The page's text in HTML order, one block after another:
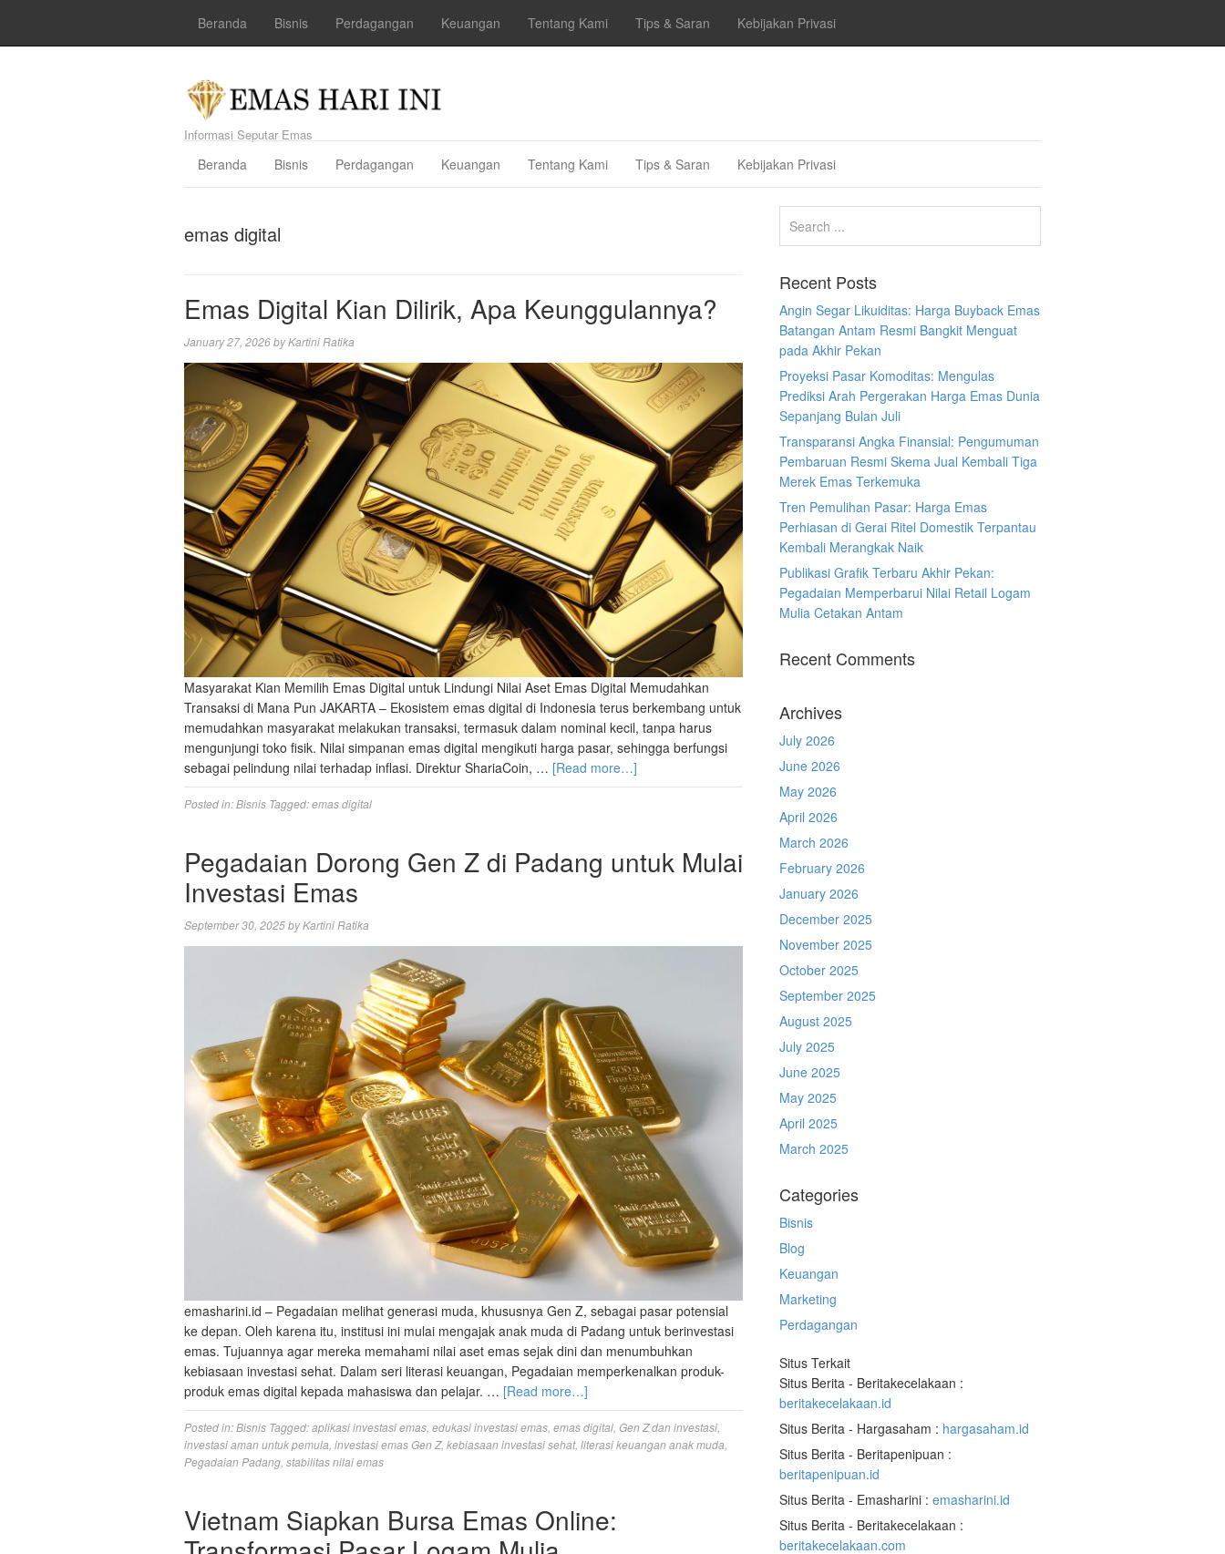
Beranda Bisnis Perdagangan Keuangan Tentang Kami Tips & Saran Kebijakan Privasi
Informasi Seputar Emas
Beranda Bisnis Perdagangan Keuangan Tentang Kami Tips & Saran Kebijakan Privasi
emas digital
Emas Digital Kian Dilirik, Apa Keunggulannya?
January 27, 2026byKartini Ratika
Masyarakat Kian Memilih Emas Digital untuk Lindungi Nilai Aset Emas Digital Memudahkan
Transaksi di Mana Pun JAKARTA – Ekosistem emas digital di Indonesia terus berkembang untuk
memudahkan masyarakat melakukan transaksi, termasuk dalam nominal kecil, tanpa harus
mengunjungi toko fisik. Nilai simpanan emas digital mengikuti harga pasar, sehingga berfungsi
sebagai pelindung nilai terhadap inflasi. Direktur ShariaCoin, … [Read more…]
Posted in:Bisnis Tagged:emas digital
Pegadaian Dorong Gen Z di Padang untuk Mulai
Investasi Emas
September 30, 2025byKartini Ratika
emasharini.id – Pegadaian melihat generasi muda, khususnya Gen Z, sebagai pasar potensial
ke depan. Oleh karena itu, institusi ini mulai mengajak anak muda di Padang untuk berinvestasi
emas. Tujuannya agar mereka memahami nilai aset emas sejak dini dan menumbuhkan
kebiasaan investasi sehat. Dalam seri literasi keuangan, Pegadaian memperkenalkan produk-
produk emas digital kepada mahasiswa dan pelajar. … [Read more…]
Posted in:Bisnis Tagged:aplikasi investasi emas edukasi investasi emas emas digital Gen Z dan investasi
investasi aman untuk pemula investasi emas Gen Z, kebiasaan investasi sehat, literasi keuangan anak muda
Pegadaian Padang stabilitas nilai emas
Vietnam Siapkan Bursa Emas Online:
Recent Posts
Angin Segar Likuiditas: Harga Buyback Emas
Batangan Antam Resmi Bangkit Menguat
pada Akhir Pekan
Proyeksi Pasar Komoditas: Mengulas
Prediksi Arah Pergerakan Harga Emas Dunia
Sepanjang Bulan Juli
Transparansi Angka Finansial: Pengumuman
Pembaruan Resmi Skema Jual Kembali Tiga
Merek Emas Terkemuka
Tren Pemulihan Pasar: Harga Emas
Perhiasan di Gerai Ritel Domestik Terpantau
Kembali Merangkak Naik
Publikasi Grafik Terbaru Akhir Pekan:
Pegadaian Memperbarui Nilai Retail Logam
Mulia Cetakan Antam
Recent Comments
Archives
July 2026
June 2026
May 2026
April 2026
March 2026
February 2026
January 2026
December 2025
November 2025
October 2025
September 2025
August 2025
July 2025
June 2025
May 2025
April 2025
March 2025
Categories
Bisnis
Blog
Keuangan
Marketing
Perdagangan
Situs Terkait
Situs Berita - Beritakecelakaan :
beritakecelakaan.id
Situs Berita - Hargasaham : hargasaham.id
Situs Berita - Beritapenipuan :
beritapenipuan.id
Situs Berita - Emasharini :emasharini.id
Situs Berita - Beritakecelakaan :
beritakecelakaan.com